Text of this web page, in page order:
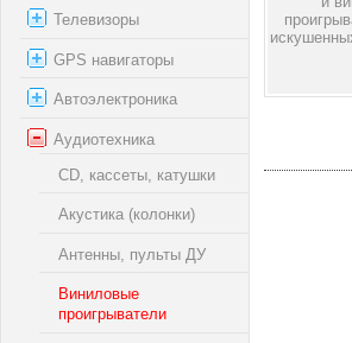
Телевизоры
GPS навигаторы
Автоэлектроника
Аудиотехника
CD, кассеты, катушки
Акустика (колонки)
Антенны, пульты ДУ
Виниловые
проигрыватели